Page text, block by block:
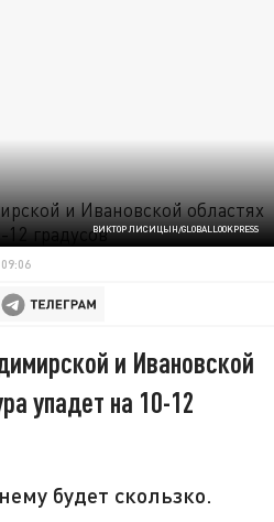
ВИКТОР ЛИСИЦЫН/GLOBALLOOKPRESS
и Ивановской
упадет на 10-12
будет скользко.